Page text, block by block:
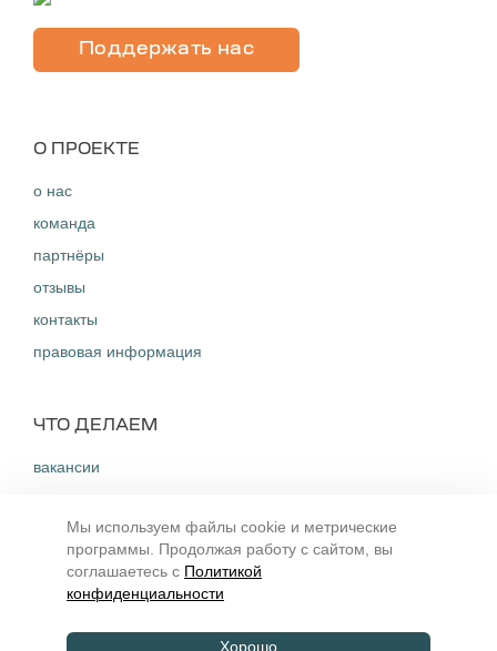
Поддержать нас
O ПРОЕКТЕ
о нас
команда
партнёры
отзывы
контакты
правовая информация
ЧТО ДЕЛАЕМ
вакансии
новости
ДОКУМЕНТЫ
Мы используем файлы cookie и метрические
программы. Продолжая работу с сайтом, вы
соглашаетесь с Политикой
конфиденциальности
Хорошо